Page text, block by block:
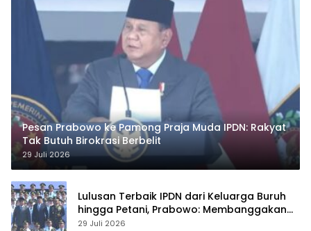
Pesan Prabowo ke Pamong Praja Muda IPDN: Rakyat
Tak Butuh Birokrasi Berbelit
29 Juli 2026
Lulusan Terbaik IPDN dari Keluarga Buruh
hingga Petani, Prabowo: Membanggakan
Hati Saya
29 Juli 2026